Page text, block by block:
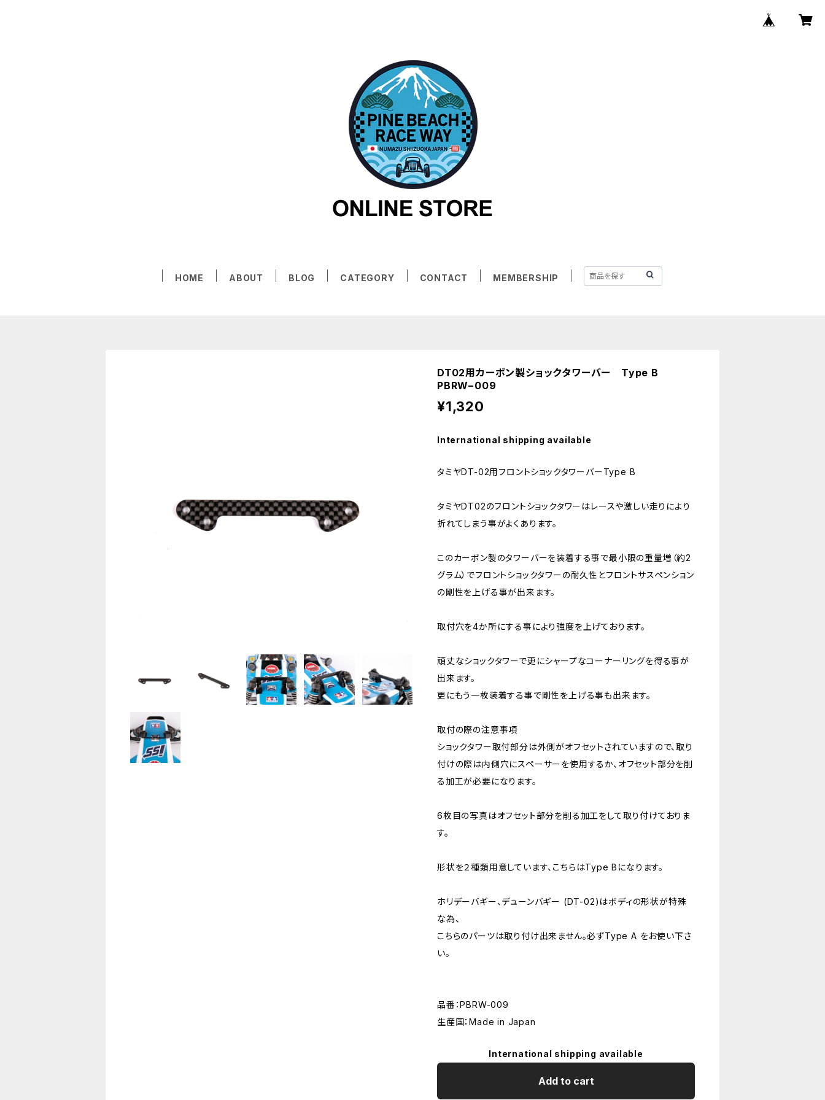
HOME ABOUT BLOG CATEGORY CONTACT MEMBERSHIP
DT02用カーボン製ショックタワーバー Type B
PBRW−009
¥1,320
International shipping available
タミヤDT-02用フロントショックタワーバーType B
タミヤDT02のフロントショックタワーはレースや激しい走りにより
折れてしまう事がよくあります。
このカーボン製のタワーバーを装着する事で最小限の重量増（約2
グラム）でフロントショックタワーの耐久性とフロントサスペンション
の剛性を上げる事が出来ます。
取付穴を4か所にする事により強度を上げております。
頑丈なショックタワーで更にシャープなコーナーリングを得る事が
出来ます。
更にもう一枚装着する事で剛性を上げる事も出来ます。
取付の際の注意事項
ショックタワー取付部分は外側がオフセットされていますので、取り
付けの際は内側穴にスペーサーを使用するか、オフセット部分を削
る加工が必要になります。
6枚目の写真はオフセット部分を削る加工をして取り付けておりま
す。
形状を２種類用意しています、こちらはType Bになります。
ホリデーバギー、デューンバギー (DT-02)はボディの形状が特殊
な為、
こちらのパーツは取り付け出来ません。必ずType A をお使い下さ
い。
品番：PBRW-009
生産国：Made in Japan
International shipping available
Add to cart